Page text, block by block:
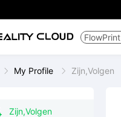
FlowPrint
My Profile Zijn,Volgen
Zijn,Volgen